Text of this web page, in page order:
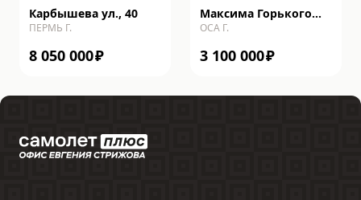
Карбышева ул., 40
ПЕРМЬ Г.
8 050 000₽
Максима Горького
ул., 91
ОСА Г.
3 100 000₽